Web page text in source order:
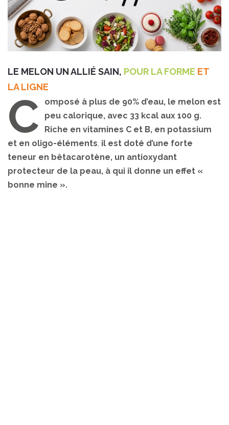
LE MELON UN ALLIÉ SAIN, POUR LA FORME ET
LA LIGNE
C
omposé à plus de 90% d’eau, le melon est
peu calorique, avec 33 kcal aux 100 g.
Riche en vitamines C et B, en potassium
et en oligo-éléments, il est doté d’une forte
teneur en bêtacarotène, un antioxydant
protecteur de la peau, à qui il donne un effet «
bonne mine ».